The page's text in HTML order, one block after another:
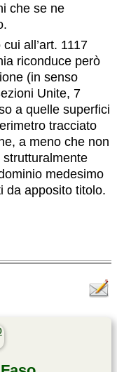
che se ne
all’art. 1117
riconduce però
(in senso
Unite, 7
a quelle superfici
tracciato
a meno che non
medesimo
da apposito titolo.